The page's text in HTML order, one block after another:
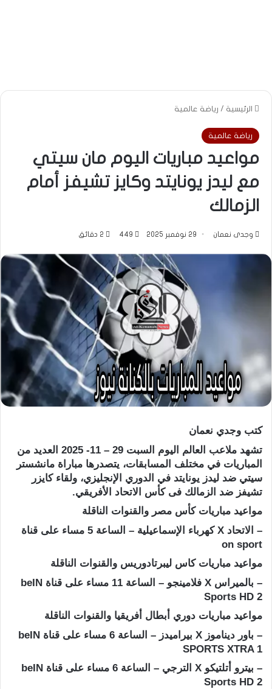
الرئيسية / رياضة عالمية
رياضة عالمية
مواعيد مباريات اليوم مان سيتي
مع ليدز يونايتد وكايز تشيفز أمام
الزمالك
وجدى نعمان 29 نوفمبر 2025 449
كتب وجدي نعمان
تشهد ملاعب العالم اليوم السبت 29 – 11- 2025 العديد من
المباريات في مختلف المسابقات، يتصدرها مباراة مانشستر
سيتي ضد ليدز يونايتد في الدوري الإنجليزي، ولقاء كايزر
تشيفز ضد الزمالك فى كأس الاتحاد الأفريقي.
مواعيد مباريات كأس مصر والقنوات الناقلة
– الاتحاد X كهرباء الإسماعيلية – الساعة 5 مساء على قناة
on sport
مواعيد مباريات كاس ليبرتادوريس والقنوات الناقلة
– بالميراس X فلامينجو – الساعة 11 مساء على قناة beIN
Sports HD 2
مواعيد مباريات دوري أبطال أفريقيا والقنوات الناقلة
– باور ديناموز X بيراميدز – الساعة 6 مساء على قناة beIN
SPORTS XTRA 1
– بيترو أتلتيكو X الترجي – الساعة 6 مساء على قناة beIN
Sports HD 2